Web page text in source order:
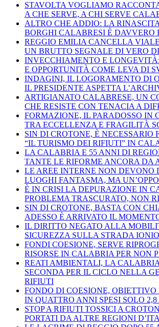
STAVOLTA VOGLIAMO
A CHE SERVE, A CHI SERVE
ALTRO CHE ADDIO: LA
BORGHI CALABRESI È DAVVERO
REGGIO EMILIA CANCELLA
UN BRUTTO SEGNALE DI VERO
INVECCHIAMENTO E
E OPPORTUNITÀ COME LEVA DI
INDAGINI, IL LOGORAMENTO DI
IL PRESIDENTE ASPETTA
ARTIGIANATO CALABRESE, UN
CHE RESISTE CON TENACIA A
FORMAZIONE, IL PARADOSSO IN
TRA ECCELLENZA E FRAGILITÀ
SIN DI CROTONE, È NECESSARIO
“IL TURISMO DEI RIFIUTI” IN
LA CALABRIA E 55 ANNI DI
TANTE LE RIFORME ANCORA DA
LE AREE INTERNE NON DEVONO
LUOGHI FANTASMA, MA
È IN CRISI LA DEPURAZIONE IN
PROBLEMA TRASCURATO, NON
SIN DI CROTONE, BASTA CON
ADESSO È ARRIVATO IL
IL DIRITTO NEGATO ALLA
SICUREZZA SULLA STRADA
FONDI COESIONE, SERVE
RISORSE IN CALABRIA PER NON
REATI AMBIENTALI, LA CALABRIA
SECONDA PER IL CICLO NELLA
RIFIUTI
FONDO DI COESIONE,
IN QUATTRO ANNI SPESI SOLO
STOP A RIFIUTI TOSSICI A
PORTATI DA ALTRE REGIONI